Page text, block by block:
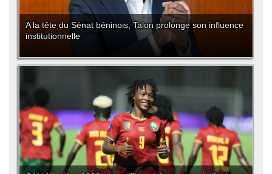
A la tête du Sénat béninois, Talon prolonge son influence
institutionnelle